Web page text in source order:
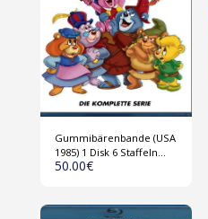
Gummibärenbande (USA
1985) 1 Disk 6 Staffeln
Blu-ray
50.00€